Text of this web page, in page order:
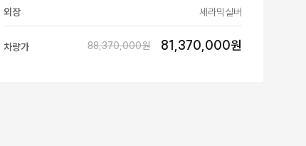
외장
세라믹실버
차량가 88,370,000원 81,370,000원